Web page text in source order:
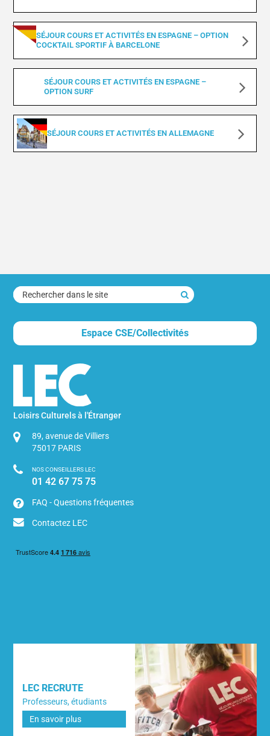
SÉJOUR COURS ET ACTIVITÉS EN ESPAGNE –
OPTION COCKTAIL SPORTIF À BARCELONE
SÉJOUR COURS ET ACTIVITÉS EN ESPAGNE –
OPTION SURF
SÉJOUR COURS ET ACTIVITÉS EN ALLEMAGNE
rechercher
dans
le
site
Espace CSE/Collectivités
Loisirs Culturels à l'Étranger
89, avenue de Villiers
75017 PARIS
NOS CONSEILLERS LEC
01 42 67 75 75
FAQ - Questions fréquentes
Contactez LEC
LEC RECRUTE
Professeurs, étudiants
En savoir plus